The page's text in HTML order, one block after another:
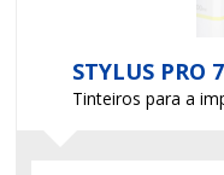
STYLUS PRO
Tinteiros para a